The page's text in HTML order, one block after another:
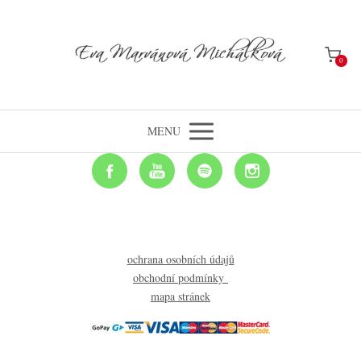
0
MENU
ochrana osobních údajů
obchodní podmínky
mapa stránek